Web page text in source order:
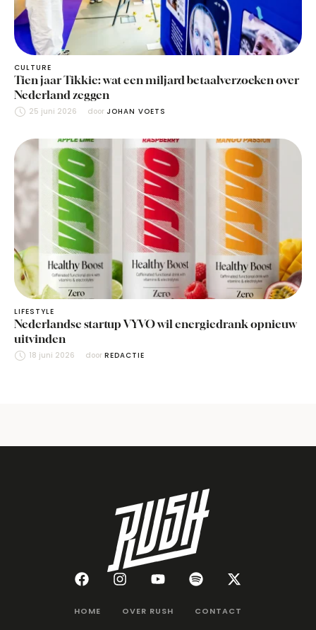
CULTURE
Tien jaar Tikkie: wat een miljard betaalverzoeken over
Nederland zeggen
25 juni 2026 door JOHAN VOETS
LIFESTYLE
Nederlandse startup VYVO wil energiedrank opnieuw
uitvinden
18 juni 2026 door REDACTIE
HOME OVER RUSH CONTACT